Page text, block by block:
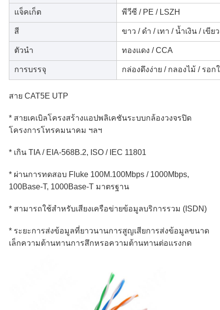
แจ็คเก็ต พีวีซี / PE / LSZH
สี ขาว / ดำ / เทา / น้ำเงิน / เขีย
ตัวนำ ทองแดง / CCA
การบรรจุ กล่องดึงง่าย / กลองไม้ / รอก
สาย CAT5E UTP
* สายเคเบิลโครงสร้างแอปพลิเคชันระบบกล้องวงจรปิด
โครงการโทรคมนาคม ฯลฯ
* เกิน TIA / EIA-568B.2, ISO / IEC 11801
* ผ่านการทดสอบ Fluke 100M.100Mbps / 1000Mbps,
100Base-T, 1000Base-T มาตรฐาน
* สามารถใช้สำหรับเสียงเครือข่ายข้อมูลบริการรวม (ISDN)
* ระยะการส่งข้อมูลที่ยาวนานการสูญเสียการส่งข้อมูลขนาด
เล็กความต้านทานการสึกหรอความต้านทานต่อแรงกด